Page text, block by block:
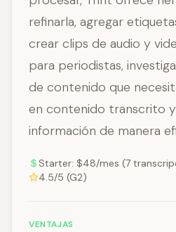
refinarla, agregar
crear clips de audio y
para periodistas,
de contenido que
en contenido transcrito
información de manera
Starter: $48/mes (7
4.5/5 (G2)
VENTAJAS